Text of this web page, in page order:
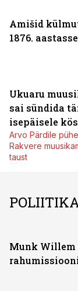
Amišid
1876. aastasse
Ukuaru
sai sündida
isepäisele
Arvo Pärdile
Rakvere
taust
Munk